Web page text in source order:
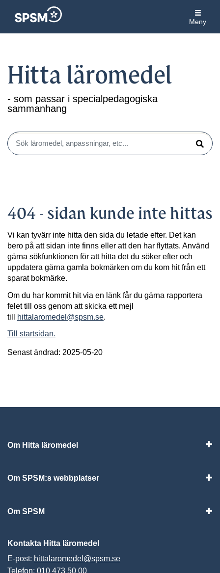
Meny
Hitta läromedel
- som passar i specialpedagogiska
sammanhang
Sök läromedel, anpassningar, etc...
Sök
404 - sidan kunde inte hittas
Vi kan tyvärr inte hitta den sida du letade efter. Det kan
bero på att sidan inte finns eller att den har flyttats. Använd
gärna sökfunktionen för att hitta det du söker efter och
uppdatera gärna gamla bokmärken om du kom hit från ett
sparat bokmärke.
Om du har kommit hit via en länk får du gärna rapportera
felet till oss genom att skicka ett mejl
till
hittalaromedel@spsm.se.
Till startsidan.
Senast ändrad: 2025-05-20
Om Hitta läromedel
Om SPSM:s webbplatser
Om SPSM
Kontakta Hitta läromedel
E-post: hittalaromedel@spsm.se
Telefon: 010 473 50 00